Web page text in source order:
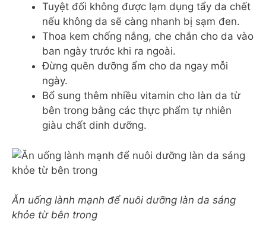
Tuyệt đối không được lạm dụng tẩy da chết
nếu không da sẽ càng nhanh bị sạm đen.
Thoa kem chống nắng, che chắn cho da vào
ban ngày trước khi ra ngoài.
Đừng quên dưỡng ẩm cho da ngay mỗi
ngày.
Bổ sung thêm nhiều vitamin cho làn da từ
bên trong bằng các thực phẩm tự nhiên
giàu chất dinh dưỡng.
Ăn uống lành mạnh để nuôi dưỡng làn da sáng
khỏe từ bên trong